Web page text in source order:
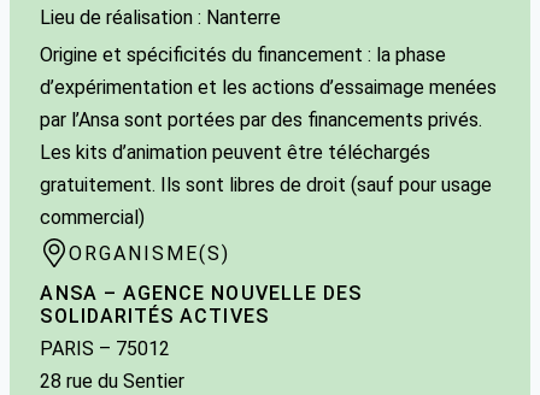
Lieu de réalisation : Nanterre
Origine et spécificités du financement : la phase
d’expérimentation et les actions d’essaimage menées
par l’Ansa sont portées par des financements privés.
Les kits d’animation peuvent être téléchargés
gratuitement. Ils sont libres de droit (sauf pour usage
commercial)
ORGANISME(S)
ANSA – AGENCE NOUVELLE DES
SOLIDARITÉS ACTIVES
PARIS – 75012
28 rue du Sentier